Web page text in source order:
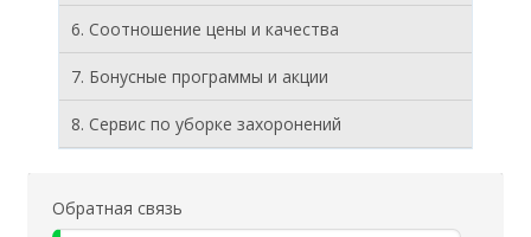
6. Соотношение цены и качества
7. Бонусные программы и акции
8. Cервис по уборке захоронений
Обратная связь